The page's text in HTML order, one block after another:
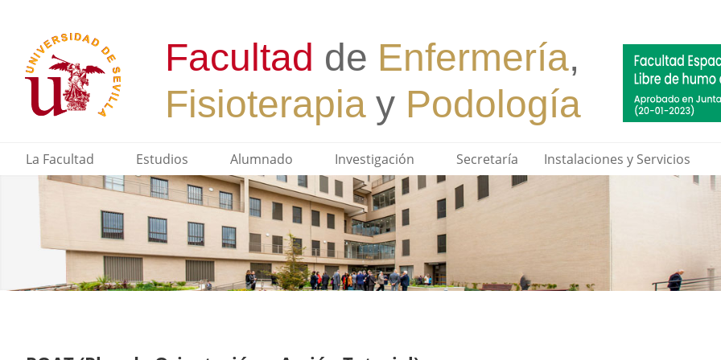
La Facultad Estudios Alumnado Investigación Secretaría Instalaciones y Servicios